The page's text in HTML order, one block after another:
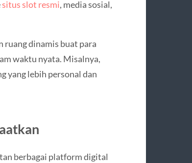
situs slot resmi, media sosial,
ruang dinamis buat para
waktu nyata. Misalnya,
yang lebih personal dan
berbagai platform digital